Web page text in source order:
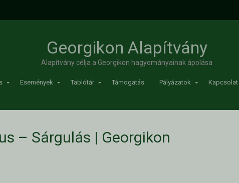
Georgikon Alapítvány
Alapítvány célja a Georgikon hagyományainak ápolása
Események Tablótár Támogatás Pályázatok Kapcsolat
– Sárgulás | Georgikon